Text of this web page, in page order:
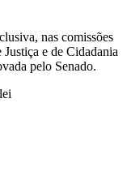
, nas comissões
e de Cidadania
pelo Senado.